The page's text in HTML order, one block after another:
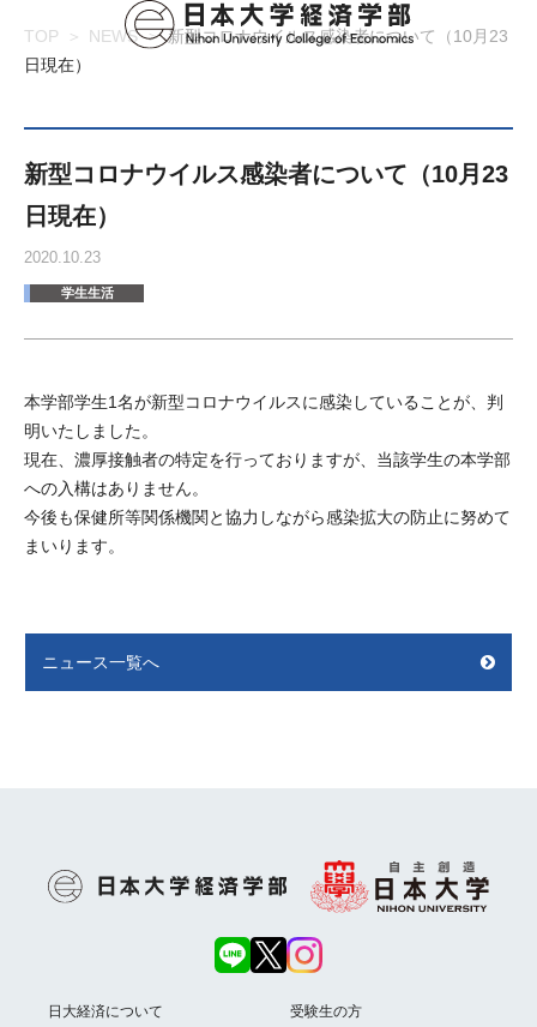
TOP NEWS
新型コロナウイルス感染者について（10月23
日現在）
新型コロナウイルス感染者について（10月23
日現在）
2020.10.23
学生生活
本学部学生1名が新型コロナウイルスに感染していることが、判
明いたしました。
現在、濃厚接触者の特定を行っておりますが、当該学生の本学部
への入構はありません。
今後も保健所等関係機関と協力しながら感染拡大の防止に努めて
まいります。
ニュース一覧へ
日大経済について
受験生の方